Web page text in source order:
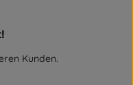
5 Sternen
Kunden.